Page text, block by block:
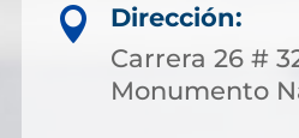

Dirección:
Carrera 26 #
Monumento